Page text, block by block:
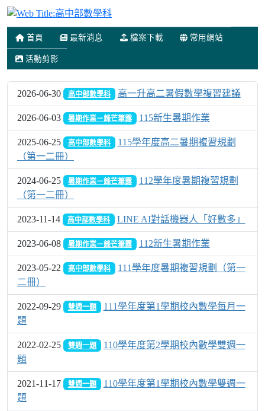
高中部數學科
首頁 最新消息 檔案下載 常用網站
活動剪影
2026-06-30 高中部數學科 高一升高二暑假數學複習建議
2026-06-03 暑期作業－鋒芒筆露 115新生暑期作業
2025-06-25 高中部數學科
115學年度高二暑期複習規劃
（第一二冊）
2024-06-25 暑期作業－鋒芒筆露
112學年度暑期複習規劃
（第一二冊）
2023-11-14 高中部數學科 LINE AI對話機器人「好數多」
2023-06-08 暑期作業－鋒芒筆露 112新生暑期作業
2023-05-22 高中部數學科
111學年度暑期複習規劃（第一
二冊）
2022-09-29 雙週一題
111學年度第1學期校內數學每月一
題
2022-02-25 雙週一題
110學年度第2學期校內數學雙週一
題
2021-11-17 雙週一題
110學年度第1學期校內數學雙週一
題